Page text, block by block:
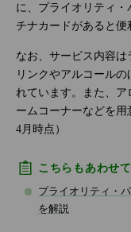
に、プライオリティ
チナカードがあると便
なお、サービス内容
リンクやアルコール
れています。また、
ームコーナーなどを
4月時点）
こちらもあわせ
プライオリティ・
を解説